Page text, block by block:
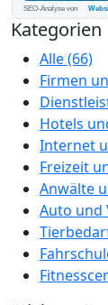
Kategorien
Alle(66)
Firmen
Hotels
Internet
Freizeit
Anwälte
Auto und